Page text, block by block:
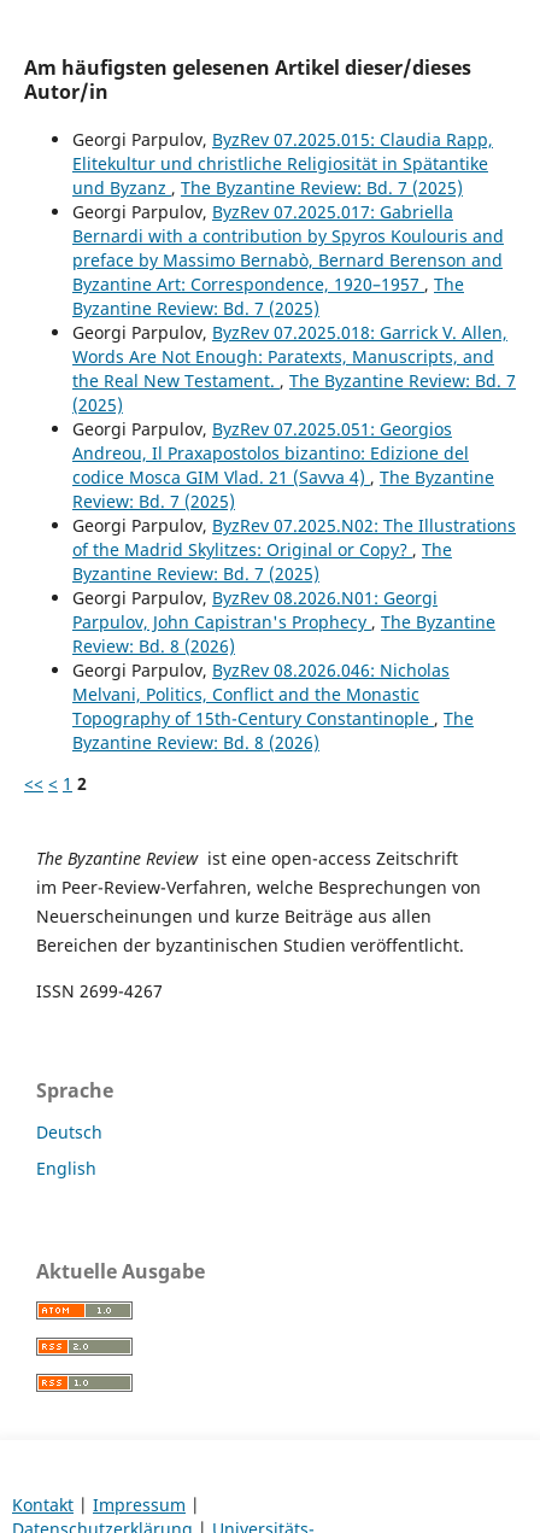
Am häufigsten gelesenen Artikel dieser/dieses
Autor/in
Georgi Parpulov, ByzRev 07.2025.015: Claudia Rapp,
Elitekultur und christliche Religiosität in Spätantike
und Byzanz , The Byzantine Review: Bd. 7 (2025)
Georgi Parpulov, ByzRev 07.2025.017: Gabriella
Bernardi with a contribution by Spyros Koulouris and
preface by Massimo Bernabò, Bernard Berenson and
Byzantine Art: Correspondence, 1920–1957 , The
Byzantine Review: Bd. 7 (2025)
Georgi Parpulov, ByzRev 07.2025.018: Garrick V. Allen,
Words Are Not Enough: Paratexts, Manuscripts, and
the Real New Testament. , The Byzantine Review: Bd. 7
(2025)
Georgi Parpulov, ByzRev 07.2025.051: Georgios
Andreou, Il Praxapostolos bizantino: Edizione del
codice Mosca GIM Vlad. 21 (Savva 4) , The Byzantine
Review: Bd. 7 (2025)
Georgi Parpulov, ByzRev 07.2025.N02: The Illustrations
of the Madrid Skylitzes: Original or Copy? , The
Byzantine Review: Bd. 7 (2025)
Georgi Parpulov, ByzRev 08.2026.N01: Georgi
Parpulov, John Capistran's Prophecy , The Byzantine
Review: Bd. 8 (2026)
Georgi Parpulov, ByzRev 08.2026.046: Nicholas
Melvani, Politics, Conflict and the Monastic
Topography of 15th-Century Constantinople , The
Byzantine Review: Bd. 8 (2026)
<< < 1 2
The Byzantine Reviewist eine open-access Zeitschrift
im Peer-Review-Verfahren, welche Besprechungen von
Neuerscheinungen und kurze Beiträge aus allen
Bereichen der byzantinischen Studien veröffentlicht.
ISSN 2699-4267
Sprache
Deutsch
English
Aktuelle Ausgabe
Kontakt| Impressum |
Datenschutzerklärung | Universitäts-